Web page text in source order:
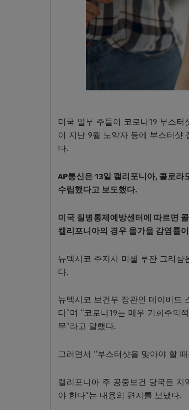
미국 일부 주들이 코로나19 부스
이 지난 9월 노약자 등에 부스터샷
다.
AP통신은 13일 캘리포니아, 콜로
수립했다고 보도했다.
미국 질병통제예방센터에 따르면
캘리포니아의 경우 올가을 감염률
뉴멕시코 주지사 미셸 루잔 그리샴
다.
뉴멕시코 보건부 장관인 데이비드
다”며 “코로나19는 매우 기회주의
무”라고 말했다.
그러면서 “부스터샷을 맞아야 할
캘리포니아 주 공중보건 당국은 지
야 한다”는 내용의 편지를 보냈다.